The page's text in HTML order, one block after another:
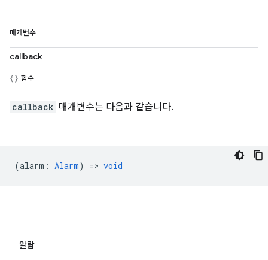
매개변수
callback
함수
callback 매개변수는 다음과 같습니다.
(alarm : Alarm) => void
알람